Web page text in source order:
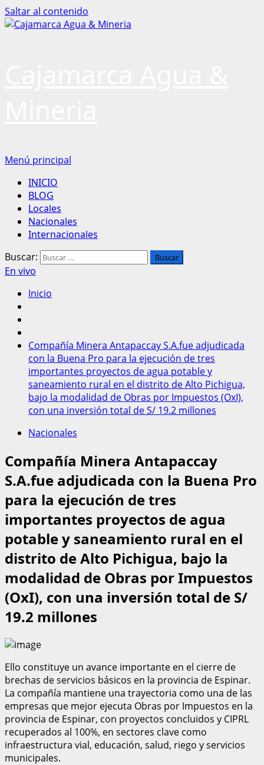
Saltar al contenido
Menú principal
INICIO
BLOG
Locales
Nacionales
Internacionales
Buscar:
En vivo
Inicio
Compañía Minera Antapaccay S.A.fue adjudicada
con la Buena Pro para la ejecución de tres
importantes proyectos de agua potable y
saneamiento rural en el distrito de Alto Pichigua,
bajo la modalidad de Obras por Impuestos (OxI),
con una inversión total de S/ 19.2 millones
Nacionales
Compañía Minera Antapaccay
S.A.fue adjudicada con la Buena Pro
para la ejecución de tres
importantes proyectos de agua
potable y saneamiento rural en el
distrito de Alto Pichigua, bajo la
modalidad de Obras por Impuestos
(OxI), con una inversión total de S/
19.2 millones
Ello constituye un avance importante en el cierre de
brechas de servicios básicos en la provincia de Espinar.
La compañía mantiene una trayectoria como una de las
empresas que mejor ejecuta Obras por Impuestos en la
provincia de Espinar, con proyectos concluidos y CIPRL
recuperados al 100%, en sectores clave como
infraestructura vial, educación, salud, riego y servicios
municipales.